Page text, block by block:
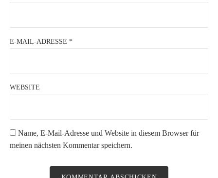
E-MAIL-ADRESSE *
WEBSITE
Name, E-Mail-Adresse und Website in diesem Browser für
meinen nächsten Kommentar speichern.